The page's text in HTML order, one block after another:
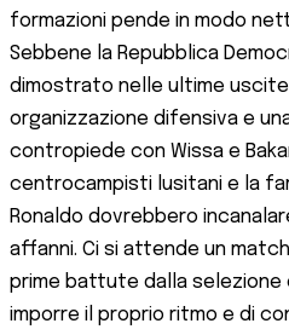
formazioni pende in modo
Sebbene la Repubblica
dimostrato nelle ultime
organizzazione difensiva e
contropiede con Wissa e
centrocampisti lusitani e la
Ronaldo dovrebbero
affanni. Ci si attende un
prime battute dalla selezione
imporre il proprio ritmo e di